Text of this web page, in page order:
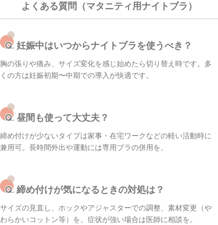
よくある質問（マタニティ用ナイトブラ）
Q. 妊娠中はいつからナイトブラを使うべき？
胸の張りや痛み、サイズ変化を感じ始めたら切り替え時です。多
くの方は妊娠初期〜中期での導入が快適です。
Q. 昼間も使って大丈夫？
締め付けが少ないタイプは家事・在宅ワークなどの軽い活動時に
兼用可。長時間外出や運動には専用ブラの併用を。
Q. 締め付けが気になるときの対処は？
サイズの見直し、ホックやアジャスターでの調整、素材変更（や
わらかいコットン等）を。症状が強い場合は医師に相談を。